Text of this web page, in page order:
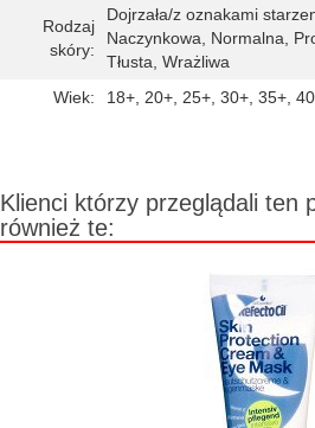
Rodzaj
skóry:
Dojrzała/z oznakami
Naczynkowa, Normalna,
Tłusta, Wrażliwa
Wiek:
18+, 20+, 25+, 30+, 35+,
Klienci którzy przeglądali ten
również te: